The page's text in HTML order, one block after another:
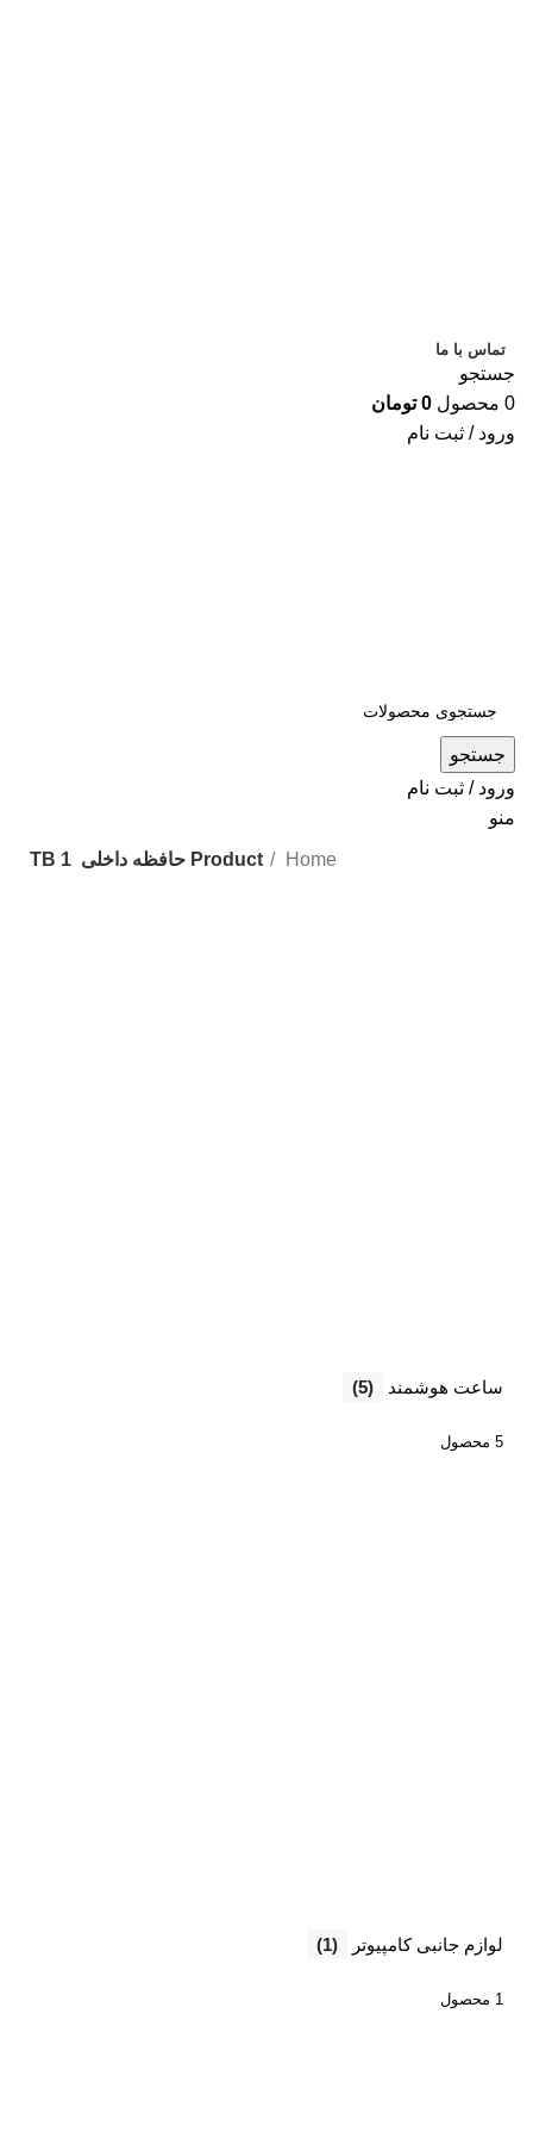
تماس با ما
جستجو
0 محصول 0 تومان
ورود / ثبت نام
جستجو
ورود / ثبت نام
منو
Home Product حافظه داخلی 1 TB
ساعت هوشمند (5)
5 محصول
لوازم جانبی کامپیوتر (1)
1 محصول